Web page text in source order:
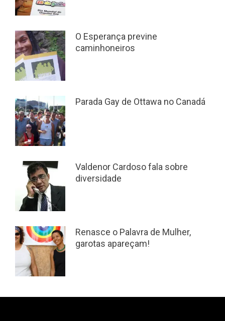
O Esperança previne
caminhoneiros
Parada Gay de Ottawa no Canadá
Valdenor Cardoso fala sobre
diversidade
Renasce o Palavra de Mulher,
garotas apareçam!